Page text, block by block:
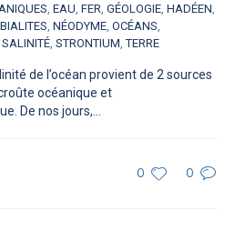
, EAU, FER, GÉOLOGIE, HADÉEN,
, NÉODYME, OCÉANS,
SALINITÉ, STRONTIUM,TERRE
de l’océan provient de 2 sources
océanique et
De nos jours,...
0 0